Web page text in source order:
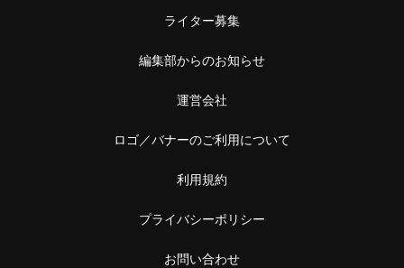
ライター募集
編集部からのお知らせ
運営会社
ロゴ／バナーのご利用について
利用規約
プライバシーポリシー
お問い合わせ